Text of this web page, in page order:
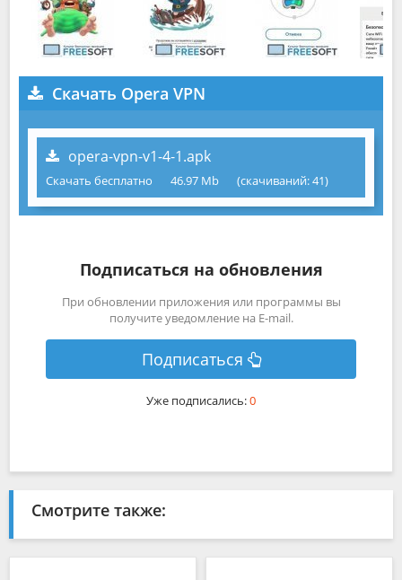
Скачать Opera VPN
opera-vpn-v1-4-1.apk
Скачать бесплатно 46.97 Mb (cкачиваний: 41)
Подписаться на обновления
При обновлении приложения или программы вы
получите уведомление на E-mail.
Подписаться
Уже подписались:0
Смотрите также: